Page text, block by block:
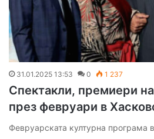
31.01.2025 13:53 0 1 237
Спектакли, премиери
през февруари в
Февруарската културна програма